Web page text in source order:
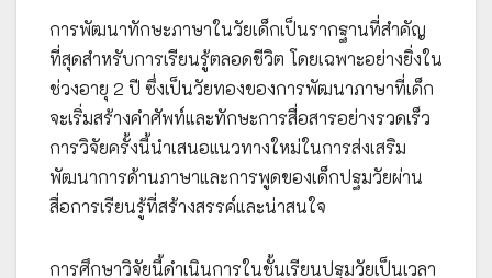
การพัฒนาทักษะภาษาในวัยเด็กเป็นรากฐานที่สำคัญ
ที่สุดสำหรับการเรียนรู้ตลอดชีวิต โดยเฉพาะอย่างยิ่งใน
ช่วงอายุ 2 ปี ซึ่งเป็นวัยทองของการพัฒนาภาษาที่เด็ก
จะเริ่มสร้างคำศัพท์และทักษะการสื่อสารอย่างรวดเร็ว
การวิจัยครั้งนี้นำเสนอแนวทางใหม่ในการส่งเสริม
พัฒนาการด้านภาษาและการพูดของเด็กปฐมวัยผ่าน
สื่อการเรียนรู้ที่สร้างสรรค์และน่าสนใจ
การศึกษาวิจัยนี้ดำเนินการในชั้นเรียนปฐมวัยเป็นเวลา